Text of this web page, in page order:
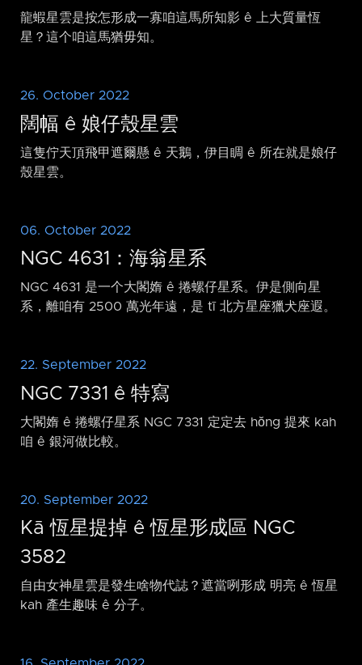
龍蝦星雲是按怎形成一寡咱這馬所知影 ê 上大質量恆
星？這个咱這馬猶毋知。
26. October 2022
闊幅 ê 娘仔殼星雲
這隻佇天頂飛甲遮爾懸 ê 天鵝，伊目睭 ê 所在就是娘仔
殼星雲。
06. October 2022
NGC 4631：海翁星系
NGC 4631 是一个大閣媠 ê 捲螺仔星系。伊是側向星
系，離咱有 2500 萬光年遠，是 tī 北方星座獵犬座遐。
22. September 2022
NGC 7331 ê 特寫
大閣媠 ê 捲螺仔星系 NGC 7331 定定去 hŏng 提來 kah
咱 ê 銀河做比較。
20. September 2022
Kā 恆星提掉 ê 恆星形成區 NGC
3582
自由女神星雲是發生啥物代誌？遮當咧形成 明亮 ê 恆星
kah 產生趣味 ê 分子。